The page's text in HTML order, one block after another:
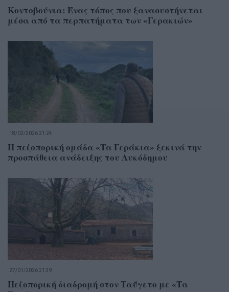
Κοντοβούνια: Ένας τόπος που ξανασυστήνεται
μέσα από τα περπατήματα των «Γερακιών»
18/02/2026 21:24
Η πεζοπορική ομάδα «Τα Γεράκια» ξεκινά την
προσπάθεια ανάδειξης του Λυκόδημου
27/01/2026 21:39
Πεζοπορική διαδρομή στον Ταΰγετο με «Τα